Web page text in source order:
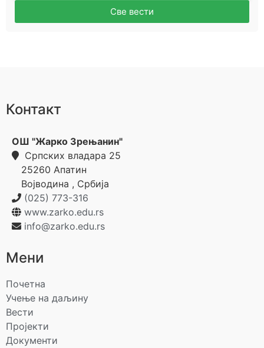
Све вести
Контакт
ОШ "Жарко Зрењанин"
Српских владара 25
25260 Апатин
Војводина , Србија
(025) 773-316
www.zarko.edu.rs
info@zarko.edu.rs
Мени
Почетна
Учење на даљину
Вести
Пројекти
Документи